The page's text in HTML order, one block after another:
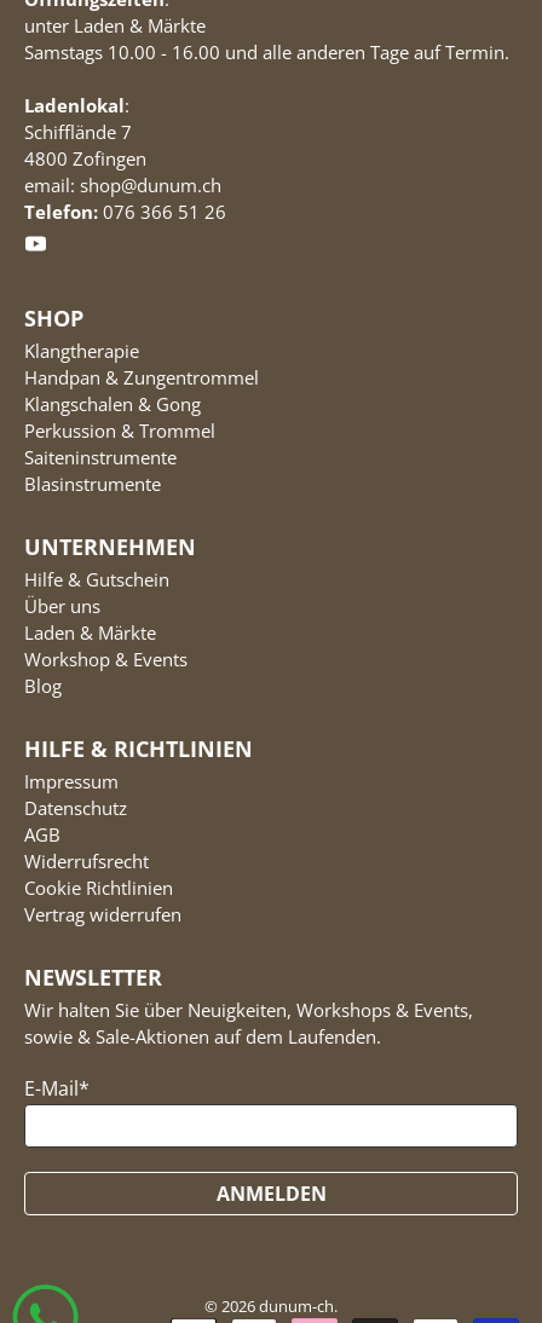
unter Laden & Märkte
Samstags 10.00 - 16.00 und alle anderen Tage auf Termin.
Ladenlokal:
Schifflände 7
4800 Zofingen
email: shop@dunum.ch
Telefon: 076 366 51 26
SHOP
Klangtherapie
Handpan & Zungentrommel
Klangschalen & Gong
Perkussion & Trommel
Saiteninstrumente
Blasinstrumente
UNTERNEHMEN
Hilfe & Gutschein
Über uns
Laden & Märkte
Workshop & Events
Blog
HILFE & RICHTLINIEN
Impressum
Datenschutz
AGB
Widerrufsrecht
Cookie Richtlinien
Vertrag widerrufen
NEWSLETTER
Wir halten Sie über Neuigkeiten, Workshops & Events,
sowie & Sale-Aktionen auf dem Laufenden.
E-Mail*
ANMELDEN
© 2026dunum-ch.